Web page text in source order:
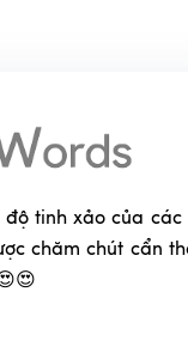
độ tinh xảo của
chăm chút cẩn